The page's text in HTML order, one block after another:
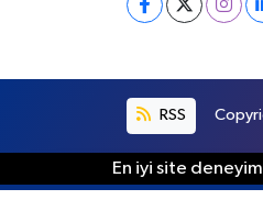
RSS
En iyi site